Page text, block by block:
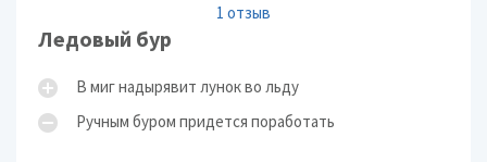
1 отзыв
Ледовый бур
В миг надырявит лунок во льду
Ручным буром придется поработать